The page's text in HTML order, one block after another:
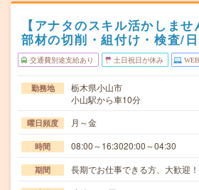
【アナタのスキル活かしませ
部材の切削・組付け・検査/
交通費別途支給あり 土日祝日が休み
勤務地
栃木県小山市
小山駅から車10分
曜日頻度 月～金
時間 08:00～16:3020:00～04:30
期間 長期でお仕事できる方、大歓迎！